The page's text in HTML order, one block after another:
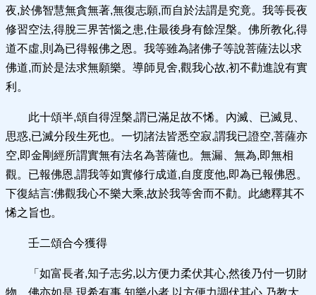
夜,於佛智慧無貪無著,無復志願,而自於法謂是究竟。我等長夜
修習空法,得脫三界苦惱之患,住最後身有餘涅槃。佛所教化,得
道不虛,則為已得報佛之恩。我等雖為諸佛子等說菩薩法以求
佛道,而於是法求無願樂。導師見舍,觀我心故,初不勸進說有實
利。
此十頌半,頌自得涅槃,謂已滿足故不悕。內滅、已滅見、
思惑,已滅分段生死也。一切諸法皆悉空寂,謂我已證空,菩薩亦
空,即金剛經所謂實無有法名為菩薩也。無漏、無為,即無相
觀。已報佛恩,謂我等如實修行成道,自度度他,即為已報佛恩。
下復結言:佛觀我心不樂大乘,故於我等舍而不勸。此總釋其不
悕之旨也。
壬二頌合今獲得
「如富長者,知子志劣,以方便力柔伏其心,然後乃付一切財
物。佛亦如是,現希有事,知樂小者,以方便力調伏其心,乃教大